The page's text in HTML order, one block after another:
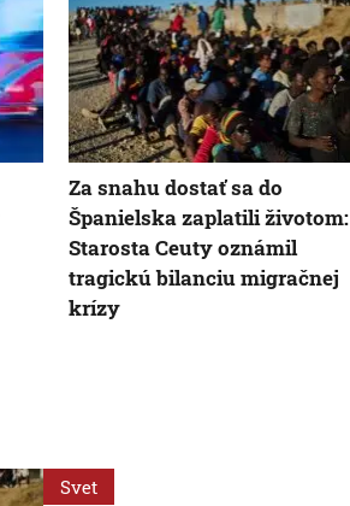
Za snahu dostať sa do
Španielska zaplatili životom:
Starosta Ceuty oznámil
tragickú bilanciu migračnej
krízy
Svet